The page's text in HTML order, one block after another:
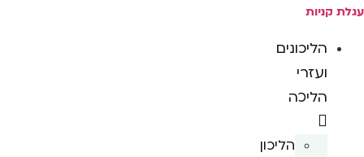
עגלת קניות
הליכונים
ועזרי
הליכה
הליכון